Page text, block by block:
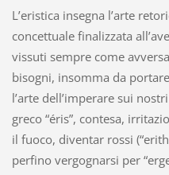
L’eristica insegna l’arte
concettuale finalizzata
vissuti sempre come
bisogni, insomma da
l’arte dell’imperare sui
greco “éris”, contesa,
il fuoco, diventar rossi
perfino vergognarsi per